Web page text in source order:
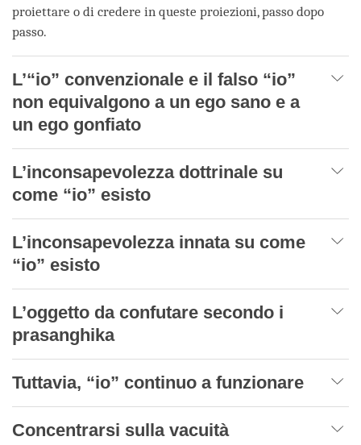
proiettare o di credere in queste proiezioni, passo dopo
passo.
L’“io” convenzionale e il falso “io”
non equivalgono a un ego sano e a
un ego gonfiato
L’inconsapevolezza dottrinale su
come “io” esisto
L’inconsapevolezza innata su come
“io” esisto
L’oggetto da confutare secondo i
prasanghika
Tuttavia, “io” continuo a funzionare
Concentrarsi sulla vacuità